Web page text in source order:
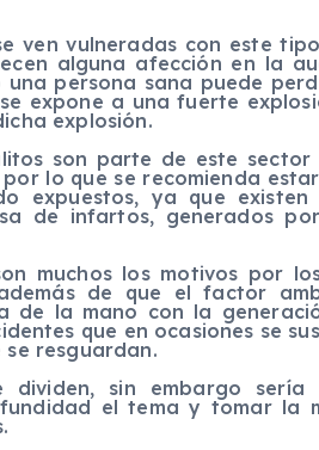
ven vulneradas con este
alguna afección en la
persona sana puede
expone a una fuerte
explosión.
son parte de este
lo que se recomienda
expuestos, ya que
de infartos, generados
muchos los motivos por
de que el factor
de la mano con la
que en ocasiones se
resguardan.
dividen, sin embargo
el tema y tomar la